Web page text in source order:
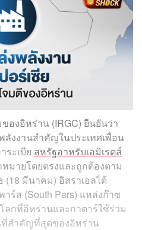
องอิหร่าน (IRGC) ยืนยันว่า
งงานสำคัญในประเทศเพื่อน
ระเบีย สหรัฐอาหรับเอมิเรตส์
มายโดยตรงและถูกต้องตาม
มีนาคม) อิสราเอลได้
ร์ส (South Pars) แหล่งก๊าซ
กที่อิหร่านและกาตาร์ใช้ร่วม
ที่สำคัญที่สุดของอิหร่าน